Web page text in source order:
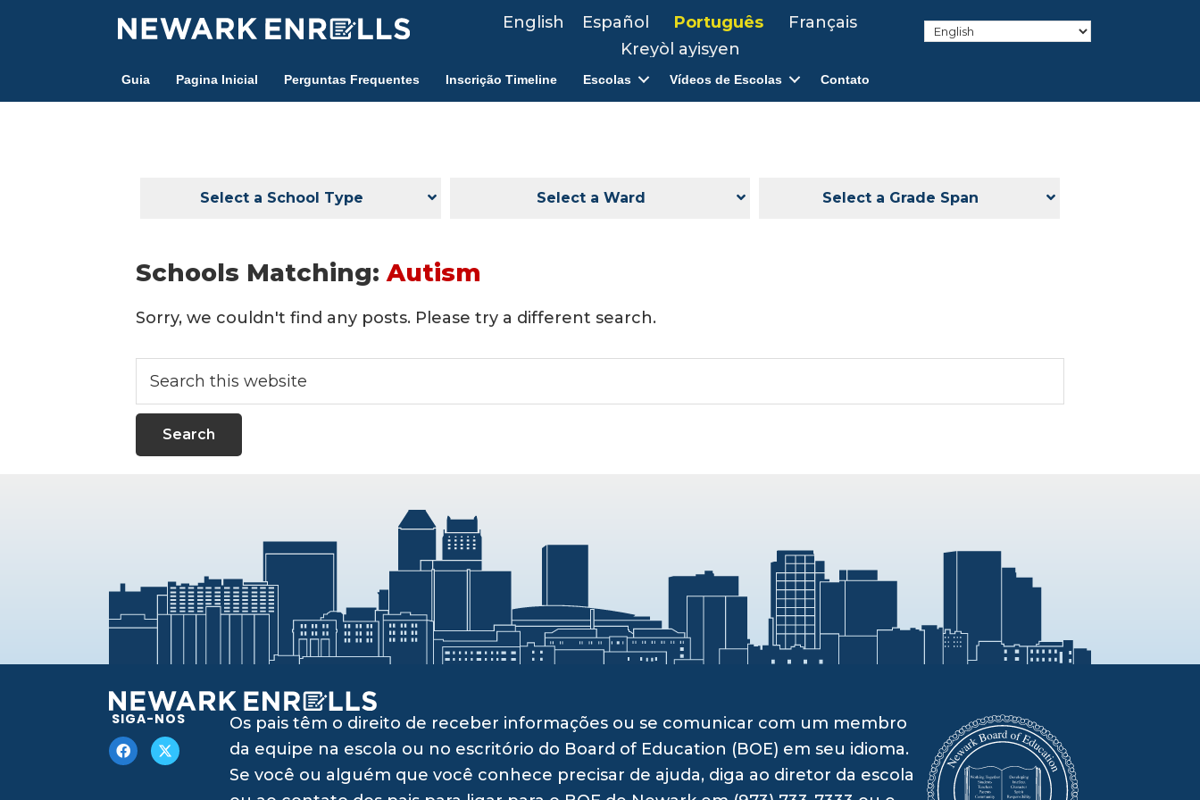
English Español Português
Français
Kreyòl ayisyen
Guia Pagina Inicial Perguntas Frequentes Inscrição Timeline Escolas Vídeos de Escolas Contato
Select a School Type Select a Ward Select a Grade Span
Schools Matching: Autism
Sorry, we couldn't find any posts. Please try a different search.
website
SIGA-NOS
Os pais têm o direito de receber informações ou se comunicar com um membro
da equipe na escola ou no escritório do Board of Education (BOE) em seu idioma.
Se você ou alguém que você conhece precisar de ajuda, diga ao diretor da escola